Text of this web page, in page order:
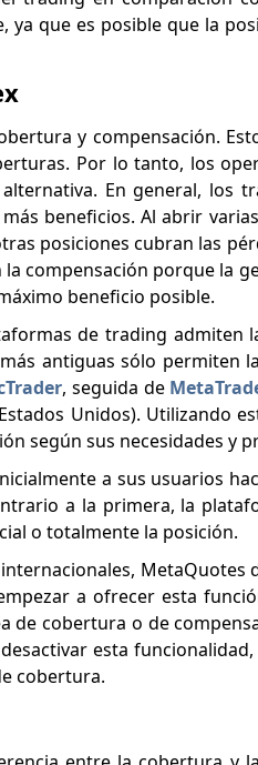
ya que es posible que la
y compensación.
Por lo tanto, los
En general, los
beneficios. Al abrir
posiciones cubran las
compensación porque la
beneficio posible.
de trading admiten
antiguas sólo permiten
, seguida de
Unidos). Utilizando
según sus necesidades y
a sus usuarios
a la primera, la
o totalmente la posición.
MetaQuotes
a ofrecer esta
de cobertura o de
esta
cobertura.